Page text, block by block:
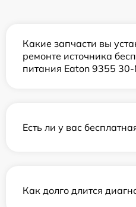
Какие запчасти вы
ремонте источника
питания Eaton 9355 30-
Есть ли у вас
Как долго длится